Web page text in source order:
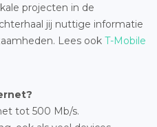
projecten in de
jij nuttige informatie
Lees ook T-Mobile
tot 500 Mb/s.